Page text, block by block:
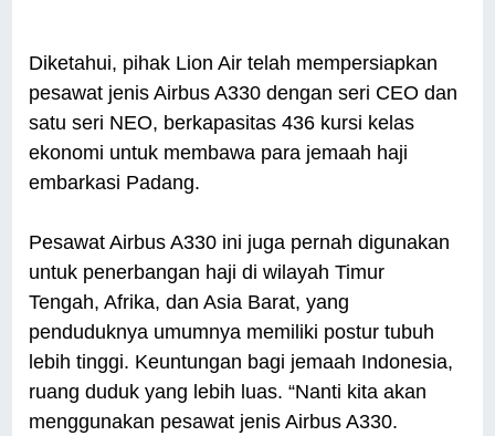
Diketahui, pihak Lion Air telah mempersiapkan
pesawat jenis Airbus A330 dengan seri CEO dan
satu seri NEO, berkapasitas 436 kursi kelas
ekonomi untuk membawa para jemaah haji
embarkasi Padang.
Pesawat Airbus A330 ini juga pernah digunakan
untuk penerbangan haji di wilayah Timur
Tengah, Afrika, dan Asia Barat, yang
penduduknya umumnya memiliki postur tubuh
lebih tinggi. Keuntungan bagi jemaah Indonesia,
ruang duduk yang lebih luas. “Nanti kita akan
menggunakan pesawat jenis Airbus A330.